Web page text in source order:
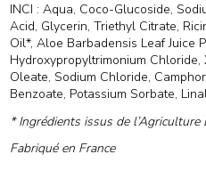
INCI : Aqua, Coco-Glucoside,
Acid, Glycerin, Triethyl Citrate,
Oil*, Aloe Barbadensis Leaf Juice
Hydroxypropyltrimonium Chloride,
Oleate, Sodium Chloride,
Benzoate, Potassium Sorbate,
* Ingrédients issus de l’Agriculture
Fabriqué en France